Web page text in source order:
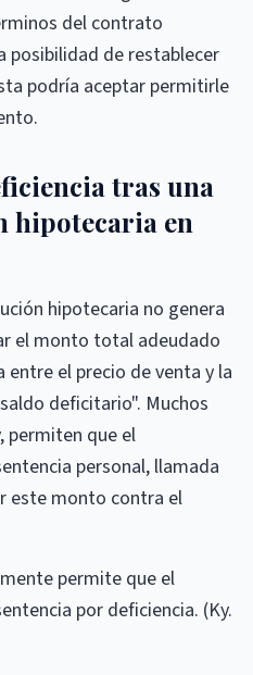
del contrato
posibilidad de restablecer
podría aceptar permitirle
tras una
hipotecaria en
hipotecaria no genera
el monto total adeudado
el precio de venta y la
deficitario". Muchos
permiten que el
personal, llamada
este monto contra el
permite que el
por deficiencia. (Ky.